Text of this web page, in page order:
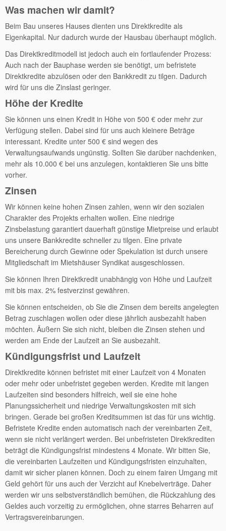
Was machen wir damit?
Beim Bau unseres Hauses dienten uns Direktkredite als
Eigenkapital. Nur dadurch wurde der Hausbau überhaupt möglich.
Das Direktkreditmodell ist jedoch auch ein fortlaufender Prozess:
Auch nach der Bauphase werden sie benötigt, um befristete
Direktkredite abzulösen oder den Bankkredit zu tilgen. Dadurch
wird für uns die Zinslast geringer.
Höhe der Kredite
Sie können uns einen Kredit in Höhe von 500 € oder mehr zur
Verfügung stellen. Dabei sind für uns auch kleinere Beträge
interessant. Kredite unter 500 € sind wegen des
Verwaltungsaufwands ungünstig. Sollten Sie darüber nachdenken,
mehr als 10.000 € bei uns anzulegen, kontaktieren Sie uns bitte
vorher.
Zinsen
Wir können keine hohen Zinsen zahlen, wenn wir den sozialen
Charakter des Projekts erhalten wollen. Eine niedrige
Zinsbelastung garantiert dauerhaft günstige Mietpreise und erlaubt
uns unsere Bankkredite schneller zu tilgen. Eine private
Bereicherung durch Gewinne oder Spekulation ist durch unsere
Mitgliedschaft im Mietshäuser Syndikat ausgeschlossen.
Sie können Ihren Direktkredit unabhängig von Höhe und Laufzeit
mit bis max. 2% festverzinst gewähren.
Sie können entscheiden, ob Sie die Zinsen dem bereits angelegten
Betrag zuschlagen wollen oder diese jährlich ausbezahlt haben
möchten. Äußern Sie sich nicht, bleiben die Zinsen stehen und
werden am Ende der Laufzeit an Sie ausbezahlt.
Kündigungsfrist und Laufzeit
Direktkredite können befristet mit einer Laufzeit von 4 Monaten
oder mehr oder unbefristet gegeben werden. Kredite mit langen
Laufzeiten sind besonders hilfreich, weil sie eine hohe
Planungssicherheit und niedrige Verwaltungskosten mit sich
bringen. Gerade bei großen Kreditsummen ist das für uns wichtig.
Befristete Kredite enden automatisch nach der vereinbarten Zeit,
wenn sie nicht verlängert werden. Bei unbefristeten Direktkrediten
beträgt die Kündigungsfrist mindestens 4 Monate. Wir bitten Sie,
die vereinbarten Laufzeiten und Kündigungsfristen einzuhalten,
damit wir sicher planen können. Doch zu einem fairen Umgang mit
Geld gehört für uns auch der Verzicht auf Knebelverträge. Daher
werden wir uns selbstverständlich bemühen, die Rückzahlung des
Geldes auch vorzeitig zu ermöglichen, ohne starres Beharren auf
Vertragsvereinbarungen.